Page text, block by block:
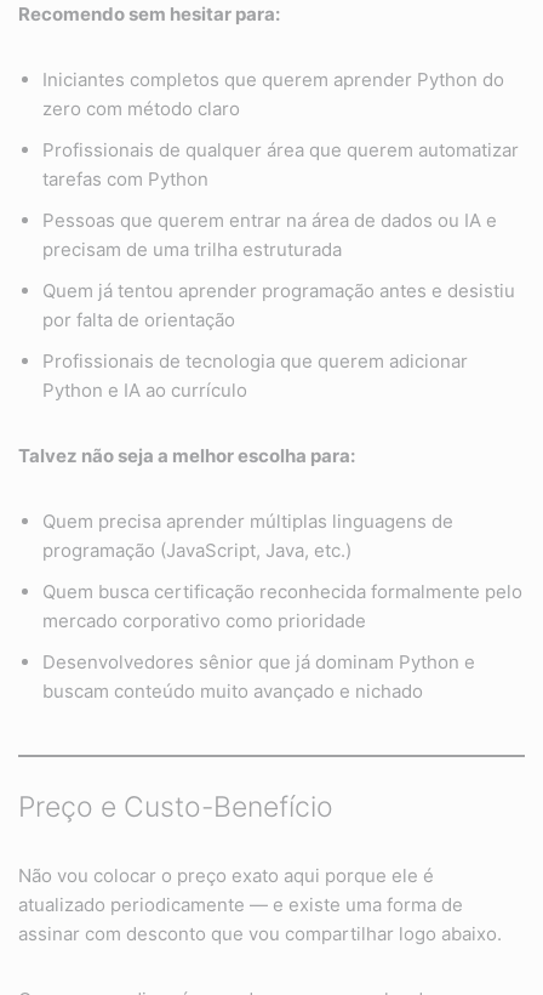
Recomendo sem hesitar para:
Iniciantes completos que querem aprender Python do
zero com método claro
Profissionais de qualquer área que querem automatizar
tarefas com Python
Pessoas que querem entrar na área de dados ou IA e
precisam de uma trilha estruturada
Quem já tentou aprender programação antes e desistiu
por falta de orientação
Profissionais de tecnologia que querem adicionar
Python e IA ao currículo
Talvez não seja a melhor escolha para:
Quem precisa aprender múltiplas linguagens de
programação (JavaScript, Java, etc.)
Quem busca certificação reconhecida formalmente pelo
mercado corporativo como prioridade
Desenvolvedores sênior que já dominam Python e
buscam conteúdo muito avançado e nichado
Preço e Custo-Benefício
Não vou colocar o preço exato aqui porque ele é
atualizado periodicamente — e existe uma forma de
assinar com desconto que vou compartilhar logo abaixo.